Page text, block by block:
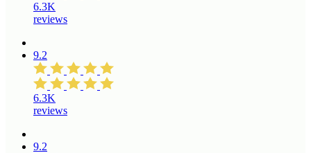
6.3K
reviews
9.2
6.3K
reviews
9.2